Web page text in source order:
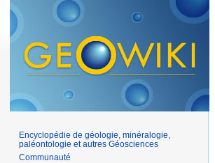
Encyclopédie de géologie, minéralogie,
paléontologie et autres Géosciences
Communauté